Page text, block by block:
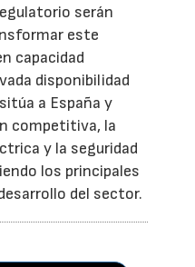
serán
este
capacidad
disponibilidad
a España y
competitiva, la
y la seguridad
los principales
del sector.